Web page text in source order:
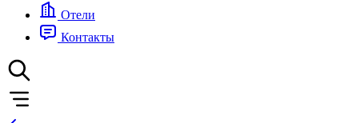
Отели
Контакты